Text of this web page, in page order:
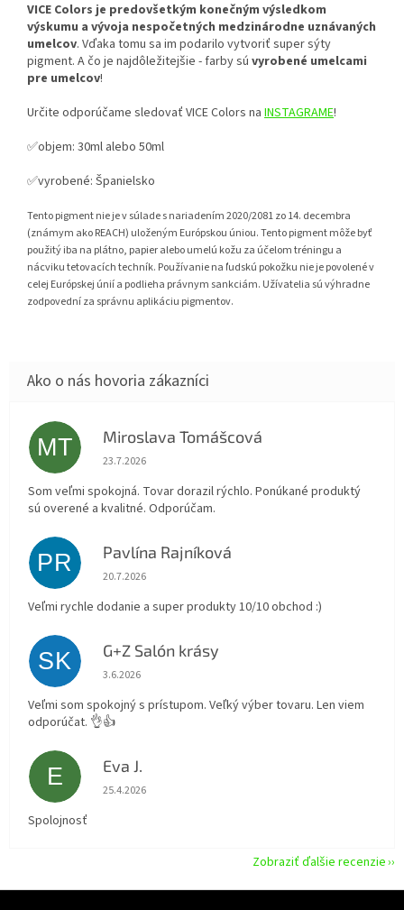
VICE Colors je predovšetkým konečným výsledkom
výskumu a vývoja nespočetných medzinárodne uznávaných
umelcov. Vďaka tomu sa im podarilo vytvoriť super sýty
pigment. A čo je najdôležitejšie - farby sú vyrobené umelcami
pre umelcov!
Určite odporúčame sledovať VICE Colors na INSTAGRAME!
✅objem: 30ml alebo 50ml
✅vyrobené: Španielsko
Tento pigment nie je v súlade s nariadením 2020/2081 zo 14. decembra
(známym ako REACH) uloženým Európskou úniou. Tento pigment môže byť
použitý iba na plátno, papier alebo umelú kožu za účelom tréningu a
nácviku tetovacích techník. Používanie na ľudskú pokožku nie je povolené v
celej Európskej únií a podlieha právnym sankciám. Užívatelia sú výhradne
zodpovední za správnu aplikáciu pigmentov.
MT Miroslava Tomášcová
Hodnotenie obchodu je 5 z 5 hviezdičiek.
23.7.2026
Som veľmi spokojná. Tovar dorazil rýchlo. Ponúkané produktý
sú overené a kvalitné. Odporúčam.
PR Pavlína Rajníková
Hodnotenie obchodu je 5 z 5 hviezdičiek.
20.7.2026
Veľmi rychle dodanie a super produkty 10/10 obchod :)
SK G+Z Salón krásy
Hodnotenie obchodu je 5 z 5 hviezdičiek.
3.6.2026
Veľmi som spokojný s prístupom. Veľký výber tovaru. Len viem
odporúčat. 👌👍
E Eva J.
Hodnotenie obchodu je 5 z 5 hviezdičiek.
25.4.2026
Spolojnosť
Zobraziť ďalšie recenzie